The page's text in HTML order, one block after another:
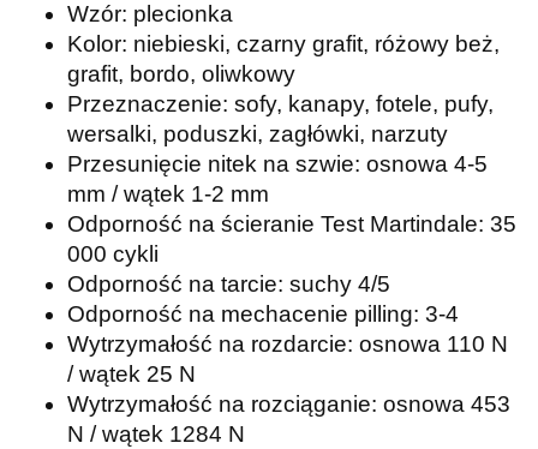
Wzór: plecionka
Kolor: niebieski, czarny grafit, różowy beż,
grafit, bordo, oliwkowy
Przeznaczenie: sofy, kanapy, fotele, pufy,
wersalki, poduszki, zagłówki, narzuty
Przesunięcie nitek na szwie: osnowa 4-5
mm / wątek 1-2 mm
Odporność na ścieranie Test Martindale: 35
000 cykli
Odporność na tarcie: suchy 4/5
Odporność na mechacenie pilling: 3-4
Wytrzymałość na rozdarcie: osnowa 110 N
/ wątek 25 N
Wytrzymałość na rozciąganie: osnowa 453
N / wątek 1284 N